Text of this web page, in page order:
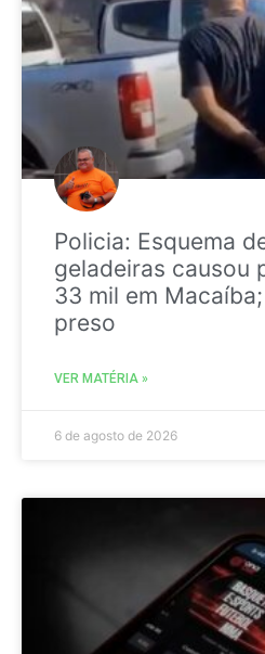
Policia: Esquema
geladeiras causou
33 mil em
preso
VER MATÉRIA »
6 de agosto de 2026